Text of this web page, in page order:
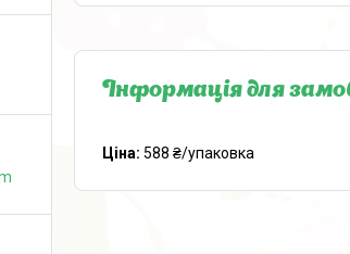
Інформація для
Ціна: 588 ₴/упаковка